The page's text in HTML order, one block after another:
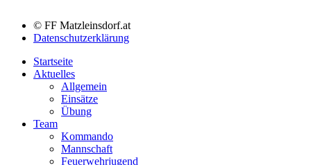
© FF Matzleinsdorf.at
Datenschutzerklärung
Startseite
Aktuelles
Allgemein
Einsätze
Übung
Team
Kommando
Mannschaft
Feuerwehrjugend